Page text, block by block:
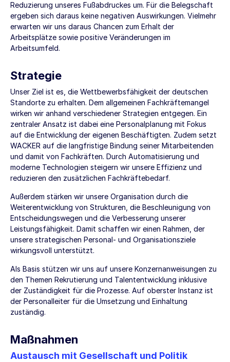
Reduzierung unseres Fußabdruckes um. Für die Belegschaft
ergeben sich daraus keine negativen Auswirkungen. Vielmehr
erwarten wir uns daraus Chancen zum Erhalt der
Arbeitsplätze sowie positive Veränderungen im
Arbeitsumfeld.
Strategie
Unser Ziel ist es, die Wettbewerbsfähigkeit der deutschen
Standorte zu erhalten. Dem allgemeinen Fachkräftemangel
wirken wir anhand verschiedener Strategien entgegen. Ein
zentraler Ansatz ist dabei eine Personalplanung mit Fokus
auf die Entwicklung der eigenen Beschäftigten. Zudem setzt
WACKER auf die langfristige Bindung seiner Mitarbeitenden
und damit von Fachkräften. Durch Automatisierung und
moderne Technologien steigern wir unsere Effizienz und
reduzieren den zusätzlichen Fachkräftebedarf.
Außerdem stärken wir unsere Organisation durch die
Weiterentwicklung von Strukturen, die Beschleunigung von
Entscheidungswegen und die Verbesserung unserer
Leistungsfähigkeit. Damit schaffen wir einen Rahmen, der
unsere strategischen Personal- und Organisationsziele
wirkungsvoll unterstützt.
Als Basis stützen wir uns auf unsere Konzernanweisungen zu
den Themen Rekrutierung und Talententwicklung inklusive
der Zuständigkeit für die Prozesse. Auf oberster Instanz ist
der Personalleiter für die Umsetzung und Einhaltung
zuständig.
Maßnahmen
Austausch mit Gesellschaft und Politik